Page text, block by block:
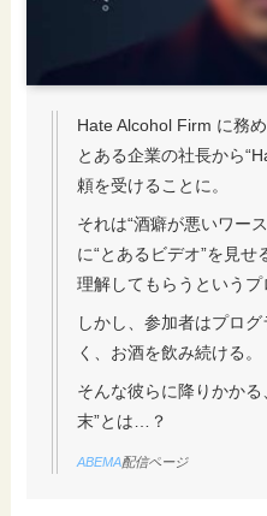
Hate Alcohol Firm に務
とある企業の社長から
頼を受けることに。
それは“酒癖が悪いワー
に“とあるビデオ”を見
理解してもらうというプ
しかし、参加者はプロ
く、お酒を飲み続ける。
そんな彼らに降りかか
末”とは…？
ABEMA配信ページ